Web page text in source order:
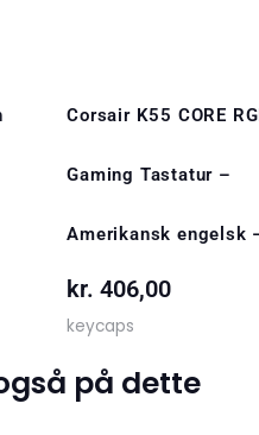
Corsair K55 CORE
Gaming Tastatur –
Amerikansk engelsk
kr. 406,00
keycaps
på dette